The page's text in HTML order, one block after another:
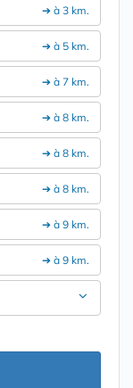
➔ à 3 km.
➔ à 5 km.
➔ à 7 km.
➔ à 8 km.
➔ à 8 km.
➔ à 8 km.
➔ à 9 km.
➔ à 9 km.